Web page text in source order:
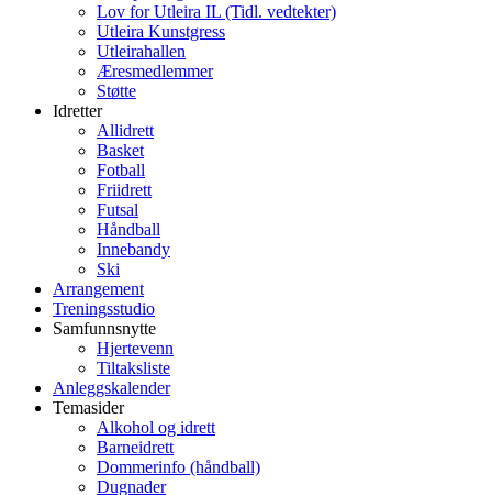
Lov for Utleira IL (Tidl. vedtekter)
Utleira Kunstgress
Utleirahallen
Æresmedlemmer
Støtte
Idretter
Allidrett
Basket
Fotball
Friidrett
Futsal
Håndball
Innebandy
Ski
Arrangement
Treningsstudio
Samfunnsnytte
Hjertevenn
Tiltaksliste
Anleggskalender
Temasider
Alkohol og idrett
Barneidrett
Dommerinfo (håndball)
Dugnader